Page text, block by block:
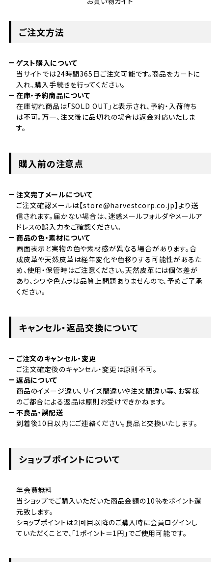
ご注文方法
ゲスト購入について
当サイトでは24時間365日ご注文可能です。商品をカートに
入れ、購入手続きを行ってください。
在庫・予約商品について
在庫切れ商品は「SOLD OUT」と表示され、予約・入荷待ち
は不可。万一、注文後に品切れの場合は返金対応いたしま
す。
購入前の注意点
注文完了メールについて
ご注文確認メールは【store@harvestcorp.co.jp】より送
信されます。届かない場合は、迷惑メールフォルダやメールア
ドレスの誤入力をご確認ください。
商品の色・素材について
画面表示と実物の色や素材感が異なる場合があります。合
成皮革や天然皮革は経年変化や色移りする可能性があるた
め、使用・保管時はご注意ください。天然皮革には個体差が
あり、シワや色ムラは品質上問題ありませんので、予めご了承
ください。
キャンセル・返品交換について
ご注文のキャンセル・変更
ご注文確定後のキャンセル・変更は原則不可。
返品について
商品のイメージ違い、サイズ間違いや注文間違い等、お客様
のご都合による返品は原則お受けできかねます。
不良品・誤配送
到着後10日以内にご連絡ください。良品と交換いたします。
ショップポイントについて
年会費無料
当ショップでご購入いただいた商品金額の10％をポイント還
元致します。
ショップポイントは２回目以降のご購入時に会員ログインし
ていただくことで、「1ポイント＝1円」でご使用可能です。